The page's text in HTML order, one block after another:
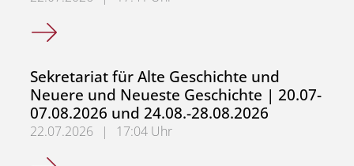
WHF in der Wissenschafts- und Technikgeschichte
Sekretariat für Alte Geschichte und
Neuere und Neueste Geschichte | 20.07-
07.08.2026 und 24.08.-28.08.2026
22.07.2026 |
17:04 Uhr
Sekretariat für Alte Geschichte und Neuere und